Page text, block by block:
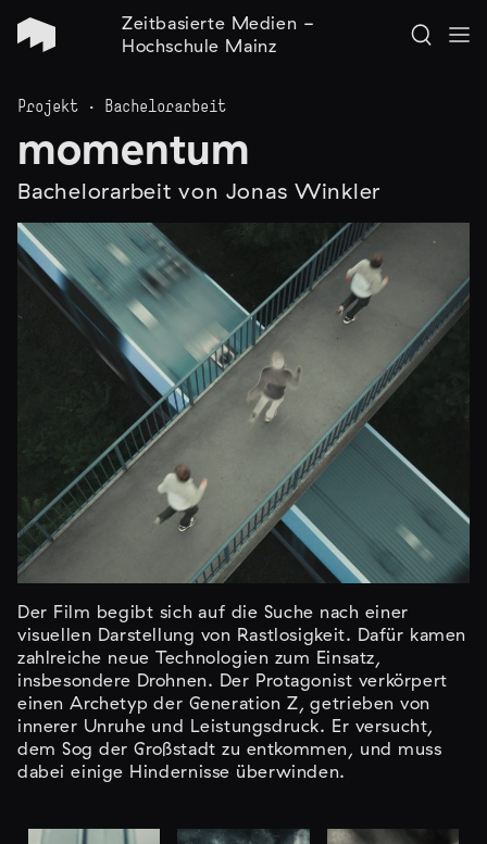
Zeitbasierte Medien -
Hochschule Mainz
Projekt · Bachelorarbeit
momentum
Bachelorarbeit von Jonas Winkler
Der Film begibt sich auf die Suche nach einer
visuellen Darstellung von Rastlosigkeit. Dafür kamen
zahlreiche neue Technologien zum Einsatz,
insbesondere Drohnen. Der Protagonist verkörpert
einen Archetyp der Generation Z, getrieben von
innerer Unruhe und Leistungsdruck. Er versucht,
dem Sog der Großstadt zu entkommen, und muss
dabei einige Hindernisse überwinden.